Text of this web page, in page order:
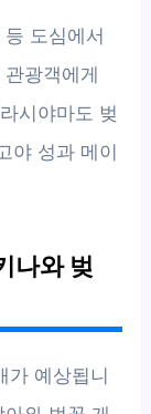
도심에서
광객에게
시야마도 벚
야 성과 메이
나와 벚
가 예상됩니